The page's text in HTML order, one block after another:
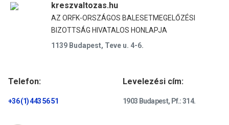
kreszvaltozas.hu
AZ ORFK-ORSZÁGOS BALESETMEGELŐZÉSI
BIZOTTSÁG HIVATALOS HONLAPJA
1139 Budapest, Teve u. 4-6.
Telefon:
+36 (1) 443 56 51
Levelezési cím:
1903 Budapest, Pf.: 314.